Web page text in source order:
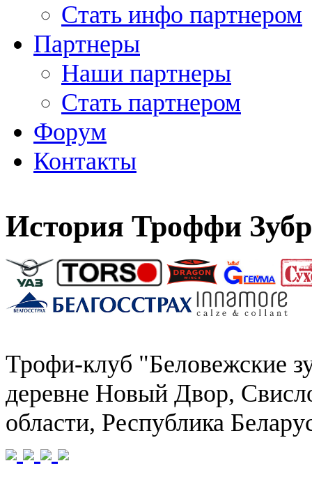
Стать инфо партнером
Партнеры
Наши партнеры
Стать партнером
Форум
Контакты
История Троффи
Трофи-клуб "Беловежские
деревне Новый Двор,
области, Республика